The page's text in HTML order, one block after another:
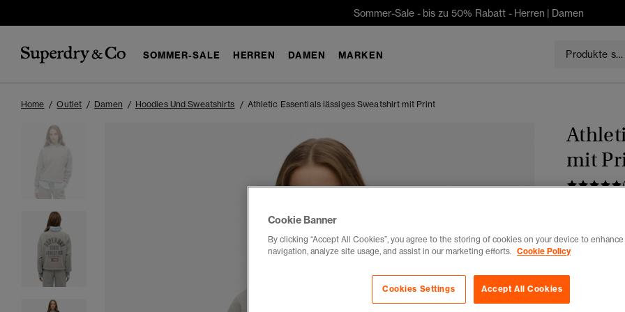
Sommer-Sale - bis zu 50% Rabatt - Herren | Damen
SOMMER-SALE HERREN DAMEN MARKEN
Home Outlet Damen Hoodies Und Sweatshirts Athletic Essentials lässiges Sweatshirt mit Print
mit
Auswählen
Cookie Banner
By clicking “Accept All Cookies”, you agree to the storing of cookies on your device to
navigation, analyze site usage, and assist in our marketing efforts. Cookie Policy
Accept All Cookies
Cookies Settings